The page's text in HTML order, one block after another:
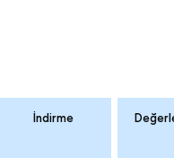
İndirme